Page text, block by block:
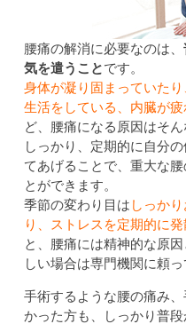
腰痛の解消に必要なのは、
気を遣うことです。
身体が凝り固まっていた
生活をしている、内臓が
ど、腰痛になる原因はそん
しっかり、定期的に自分
てあげることで、重大な
とができます。
季節の変わり目は しっか
り、ストレスを定期的に
と、腰痛には精神的な原
しい場合は専門機関に頼
手術するような腰の痛み
かった方も、しっかり普